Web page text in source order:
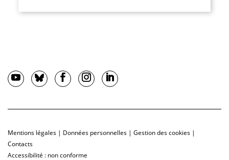
Mentions légales | Données personnelles | Gestion des cookies |
Contacts
Accessibilité : non conforme